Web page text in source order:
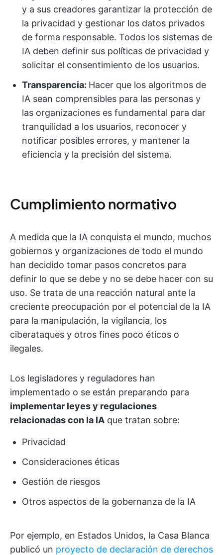
y a sus creadores garantizar la protección de
la privacidad y gestionar los datos privados
de forma responsable. Todos los sistemas de
IA deben definir sus políticas de privacidad y
solicitar el consentimiento de los usuarios.
Transparencia: Hacer que los algoritmos de
IA sean comprensibles para las personas y
las organizaciones es fundamental para dar
tranquilidad a los usuarios, reconocer y
notificar posibles errores, y mantener la
eficiencia y la precisión del sistema.
Cumplimiento normativo
A medida que la IA conquista el mundo, muchos
gobiernos y organizaciones de todo el mundo
han decidido tomar pasos concretos para
definir lo que se debe y no se debe hacer con su
uso. Se trata de una reacción natural ante la
creciente preocupación por el potencial de la IA
para la manipulación, la vigilancia, los
ciberataques y otros fines poco éticos o
ilegales.
Los legisladores y reguladores han
implementado o se están preparando para
implementar leyes y regulaciones
relacionadas con la IA que tratan sobre:
Privacidad
Consideraciones éticas
Gestión de riesgos
Otros aspectos de la gobernanza de la IA
Por ejemplo, en Estados Unidos, la Casa Blanca
publicó un proyecto de declaración de derechos